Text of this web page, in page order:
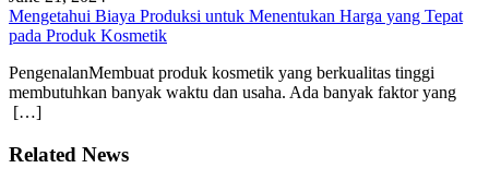
Mengetahui Biaya Produksi untuk Menentukan Harga yang Tepat
pada Produk Kosmetik
PengenalanMembuat produk kosmetik yang berkualitas tinggi
membutuhkan banyak waktu dan usaha. Ada banyak faktor yang
[…]
Related News